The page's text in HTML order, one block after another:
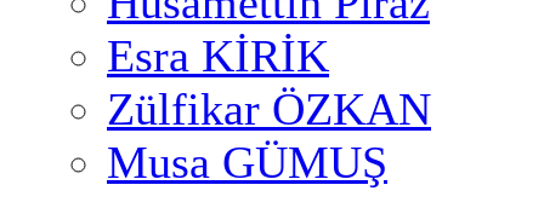
Esra KİRİK
Zülfikar ÖZKAN
Musa GÜMUŞ